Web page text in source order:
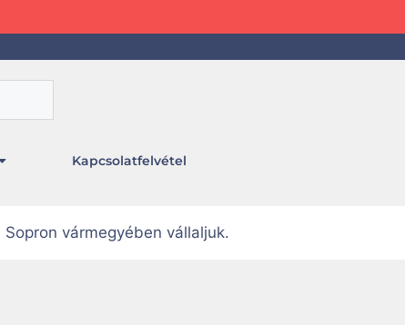
Kapcsolatfelvétel
vármegyében vállaljuk.